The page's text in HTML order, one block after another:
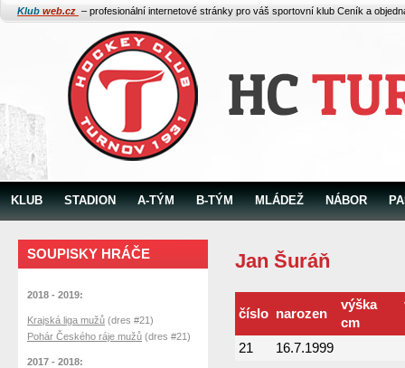
Klub web.cz – profesionální internetové stránky pro váš sportovní klub Ceník a
KLUB STADION A-TÝM B-TÝM MLÁDEŽ NÁBOR
Jan Šuráň
číslo narozen
výška
cm
21
16.7.1999
SOUPISKY HRÁČE
2018 - 2019:
Krajská liga mužů (dres #21)
Pohár Českého ráje mužů (dres #21)
2017 - 2018: